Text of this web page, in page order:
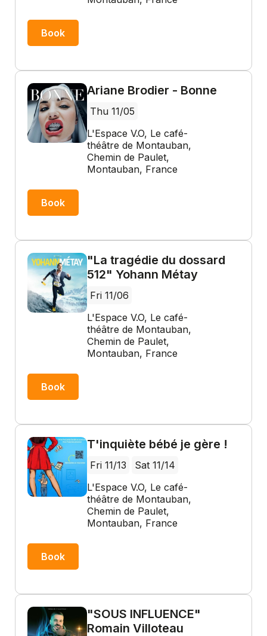
Book
Ariane Brodier - Bonne
Thu 11/05
L'Espace V.O, Le café-
théâtre de Montauban,
Chemin de Paulet,
Montauban, France
Book
"La tragédie du dossard
512" Yohann Métay
Fri 11/06
L'Espace V.O, Le café-
théâtre de Montauban,
Chemin de Paulet,
Montauban, France
Book
T'inquiète bébé je gère !
Fri 11/13
Sat 11/14
L'Espace V.O, Le café-
théâtre de Montauban,
Chemin de Paulet,
Montauban, France
Book
"SOUS INFLUENCE"
Romain Villoteau